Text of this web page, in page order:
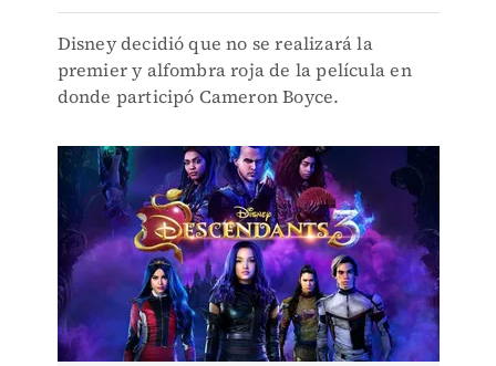
Disney decidió que no se realizará la
premier y alfombra roja de la película en
donde participó Cameron Boyce.